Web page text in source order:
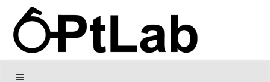
منو